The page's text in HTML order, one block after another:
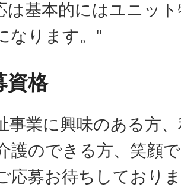
は基本的にはユニッ
なります。"
資格
事業に興味のある方
護のできる方、笑顔
応募お待ちしており